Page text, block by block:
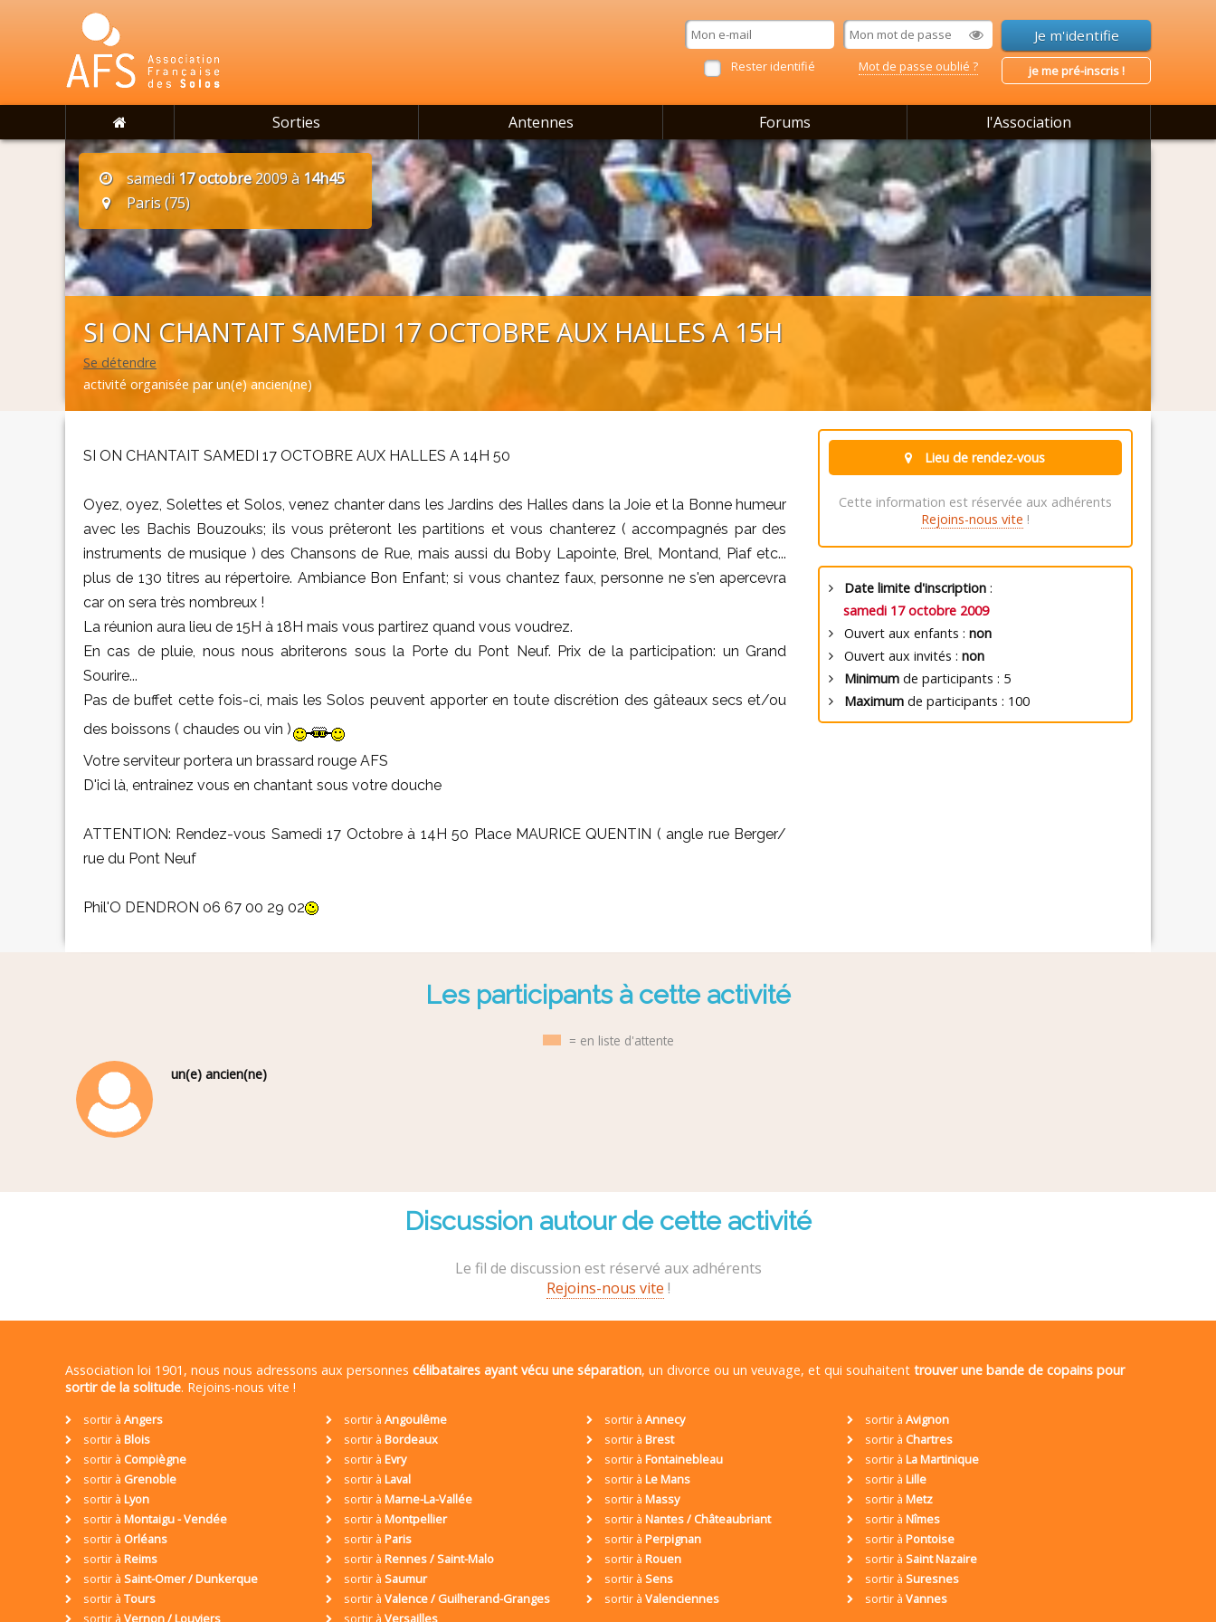
Rester identifié Mot de passe oublié ? je me pré-inscris !
Sorties Antennes Forums l'Association
samedi 17 octobre2009 à14h45
Paris (75)
SI ON CHANTAIT SAMEDI 17 OCTOBRE AUX HALLES A 15H
Se détendre
activité organisée par un(e) ancien(ne)
SI ON CHANTAIT SAMEDI 17 OCTOBRE AUX HALLES A 14H 50
Oyez, oyez, Solettes et Solos, venez chanter dans les Jardins des Halles dans la Joie et la Bonne humeur
avec les Bachis Bouzouks; ils vous prêteront les partitions et vous chanterez ( accompagnés par des
instruments de musique ) des Chansons de Rue, mais aussi du Boby Lapointe, Brel, Montand, Piaf etc...
plus de 130 titres au répertoire. Ambiance Bon Enfant; si vous chantez faux, personne ne s'en apercevra
car on sera très nombreux !
La réunion aura lieu de 15H à 18H mais vous partirez quand vous voudrez.
En cas de pluie, nous nous abriterons sous la Porte du Pont Neuf. Prix de la participation: un Grand
Sourire...
Pas de buffet cette fois-ci, mais les Solos peuvent apporter en toute discrétion des gâteaux secs et/ou
des boissons ( chaudes ou vin )
Votre serviteur portera un brassard rouge AFS
D'ici là, entrainez vous en chantant sous votre douche
ATTENTION: Rendez-vous Samedi 17 Octobre à 14H 50 Place MAURICE QUENTIN ( angle rue Berger/
rue du Pont Neuf
Phil'O DENDRON 06 67 00 29 02
Lieu de rendez-vous
Cette information est réservée aux adhérents
Rejoins-nous vite !
Date limite d'inscription:
samedi 17 octobre 2009
Ouvert aux enfants : non
Ouvert aux invités : non
Minimumde participants : 5
Maximumde participants : 100
Les participants à cette activité
= en liste d'attente
un(e) ancien(ne)
Discussion autour de cette activité
Le fil de discussion est réservé aux adhérents
Rejoins-nous vite !
Association loi 1901, nous nous adressons aux personnes célibataires ayant vécu une séparation, un divorce ou un veuvage, et qui souhaitent trouver une bande de copains pour
sortir de la solitude. Rejoins-nous vite !
sortir à Angers sortir à Angoulême sortir à Annecy sortir à Avignon
sortir à Blois sortir à Bordeaux sortir à Brest sortir à Chartres
sortir à Compiègne sortir à Evry sortir à Fontainebleau sortir à La Martinique
sortir à Grenoble sortir à Laval sortir à Le Mans sortir à Lille
sortir à Lyon sortir à Marne-La-Vallée sortir à Massy sortir à Metz
sortir à Montaigu - Vendée sortir à Montpellier sortir à Nantes / Châteaubriant sortir à Nîmes
sortir à Orléans sortir à Paris sortir à Perpignan sortir à Pontoise
sortir à Reims sortir à Rennes / Saint-Malo sortir à Rouen sortir à Saint Nazaire
sortir à Saint-Omer / Dunkerque sortir à Saumur sortir à Sens sortir à Suresnes
sortir à Tours sortir à Valence / Guilherand-Granges sortir à Valenciennes sortir à Vannes
sortir à Vernon / Louviers sortir à Versailles